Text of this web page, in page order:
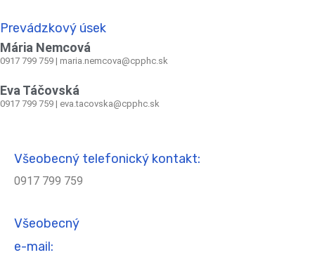
Prevádzkový úsek
Mária Nemcová
0917 799 759 | maria.nemcova@cpphc.sk
Eva Táčovská
0917 799 759 | eva.tacovska@cpphc.sk
Všeobecný telefonický kontakt:
0917 799 759
Všeobecný
e-mail: